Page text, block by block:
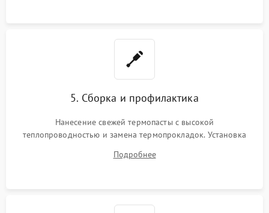
5. Сборка и профилактика
Нанесение свежей термопасты с высокой
теплопроводностью и замена термопрокладок. Установка
шлейфов, модулей памяти и накопителей. Предварительная
Подробнее